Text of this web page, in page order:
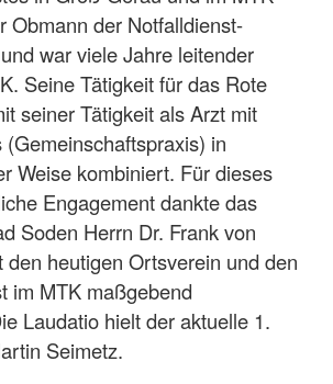
Obmann der Notfalldienst-
war viele Jahre leitender
Seine Tätigkeit für das Rote
seiner Tätigkeit als Arzt mit
in
Weise kombiniert. Für dieses
Engagement dankte das
Soden Herrn Dr. Frank von
den heutigen Ortsverein und den
im MTK maßgebend
Laudatio hielt der aktuelle 1.
Seimetz.